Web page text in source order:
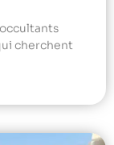
cherchent